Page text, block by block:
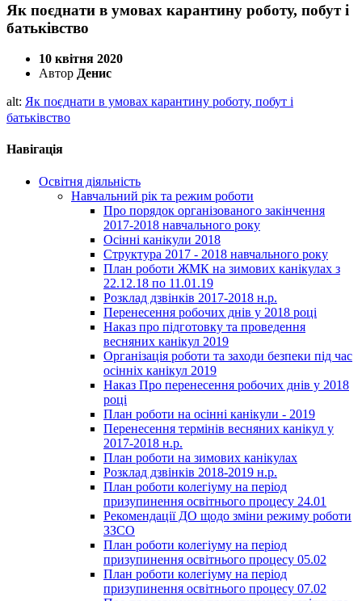
Як поєднати в умовах карантину роботу, побут і
батьківство
10 квітня 2020
Автор Денис
alt: Як поєднати в умовах карантину роботу, побут і
батьківство
Навігація
Освітня діяльність
Навчальний рік та режим роботи
Про порядок організованого закінчення
2017-2018 навчального року
Осінні канікули 2018
Структура 2017 - 2018 навчального року
План роботи ЖМК на зимових канікулах з
22.12.18 по 11.01.19
Розклад дзвінків 2017-2018 н.р.
Перенесення робочих днів у 2018 році
Наказ про підготовку та проведення
весняних канікул 2019
Організація роботи та заходи безпеки під час
осінніх канікул 2019
Наказ Про перенесення робочих днів у 2018
році
План роботи на осінні канікули - 2019
Перенесення термінів весняних канікул у
2017-2018 н.р.
План роботи на зимових канікулах
Розклад дзвінків 2018-2019 н.р.
План роботи колегіуму на період
призупинення освітнього процесу 24.01
Рекомендації ДО щодо зміни режиму роботи
ЗЗСО
План роботи колегіуму на період
призупинення освітнього процесу 05.02
План роботи колегіуму на період
призупинення освітнього процесу 07.02